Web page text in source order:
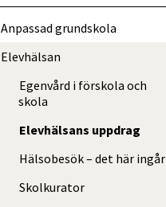
Anpassad grundskola
Elevhälsan
Egenvård i förskola och
skola
Elevhälsans uppdrag
Hälsobesök – det här ingår
Skolkurator